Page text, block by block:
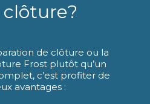
de clôture ou la
Frost plutôt qu’un
c’est profiter de
avantages :